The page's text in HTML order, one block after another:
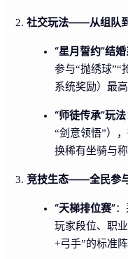
社交玩法——从组队
“星月誓约”结
参与“抛绣球”“
系统奖励）最
“师徒传承”玩法
“剑意领悟”）
换稀有坐骑与称
竞技生态——全民参
“天梯排位赛”
玩家段位、职
+弓手”的标准